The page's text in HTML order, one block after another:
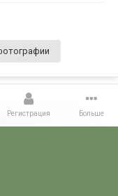
0
Регистрация Больше